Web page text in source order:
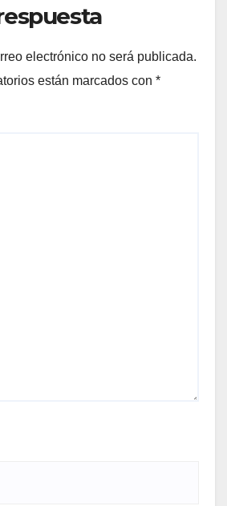
electrónico no será publicada.
están marcados con *